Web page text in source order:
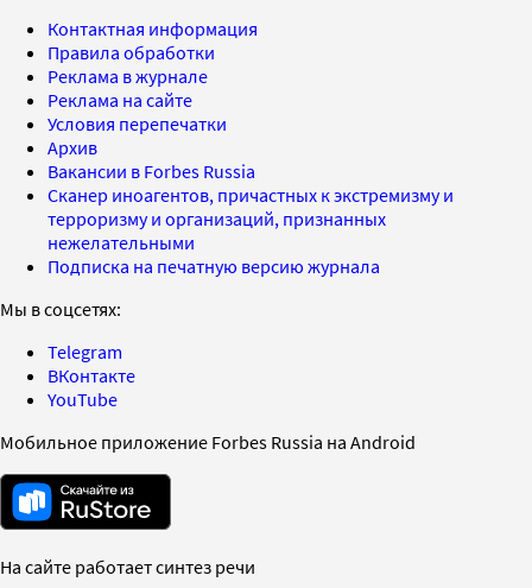
Контактная информация
Правила обработки
Реклама в журнале
Реклама на сайте
Условия перепечатки
Архив
Вакансии в Forbes Russia
Сканер иноагентов, причастных к экстремизму и
терроризму и организаций, признанных
нежелательными
Подписка на печатную версию журнала
Мы в соцсетях:
Telegram
ВКонтакте
YouTube
Мобильное приложение Forbes Russia на Android
На сайте работает синтез речи